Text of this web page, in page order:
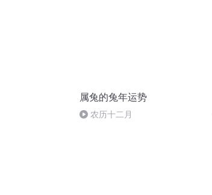
属兔的兔年运势
农历十二月